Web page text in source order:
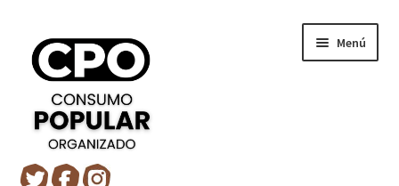
navegación
contenido
Menú